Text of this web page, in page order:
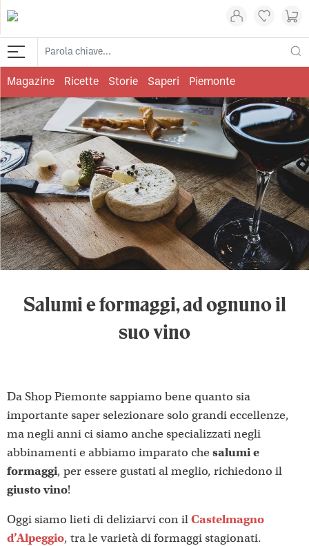
Magazine Ricette Storie Saperi Piemonte
Salumi e formaggi, ad ognuno il
suo vino
Da Shop Piemonte sappiamo bene quanto sia
importante saper selezionare solo grandi eccellenze,
ma negli anni ci siamo anche specializzati negli
abbinamenti e abbiamo imparato che salumi e
formaggi, per essere gustati al meglio, richiedono il
giusto vino!
Oggi siamo lieti di deliziarvi con ilCastelmagno
d’Alpeggio, tra le varietà di formaggi stagionati.